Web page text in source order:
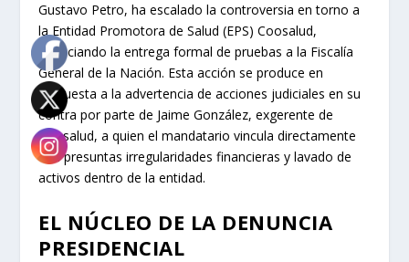
Gustavo Petro, ha escalado la controversia en torno a
la Entidad Promotora de Salud (EPS) Coosalud,
anunciando la entrega formal de pruebas a la Fiscalía
General de la Nación. Esta acción se produce en
respuesta a la advertencia de acciones judiciales en su
contra por parte de Jaime González, exgerente de
Coosalud, a quien el mandatario vincula directamente
con presuntas irregularidades financieras y lavado de
activos dentro de la entidad.
EL NÚCLEO DE LA DENUNCIA
PRESIDENCIAL